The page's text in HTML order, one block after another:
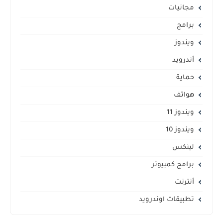
مجانيات
برامج
ويندوز
أندرويد
حماية
هواتف
ويندوز 11
ويندوز 10
لينكس
برامج كمبيوتر
أنترنت
تطبيقات اوندرويد